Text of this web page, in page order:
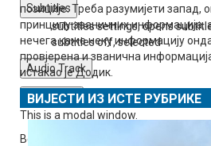
Subtitles
subtitles settings, opens
subtitles off, selected
Audio Track
Fullscreen
This is a modal window.
Beginning of dialog window. Escape
позиције. Треба разумијети запад,
принципу званичних информација.
нечега каже неку информацију
провјерена и званична
истакао је Додик.
ВИЈЕСТИ ИЗ ИСТЕ РУБРИКЕ